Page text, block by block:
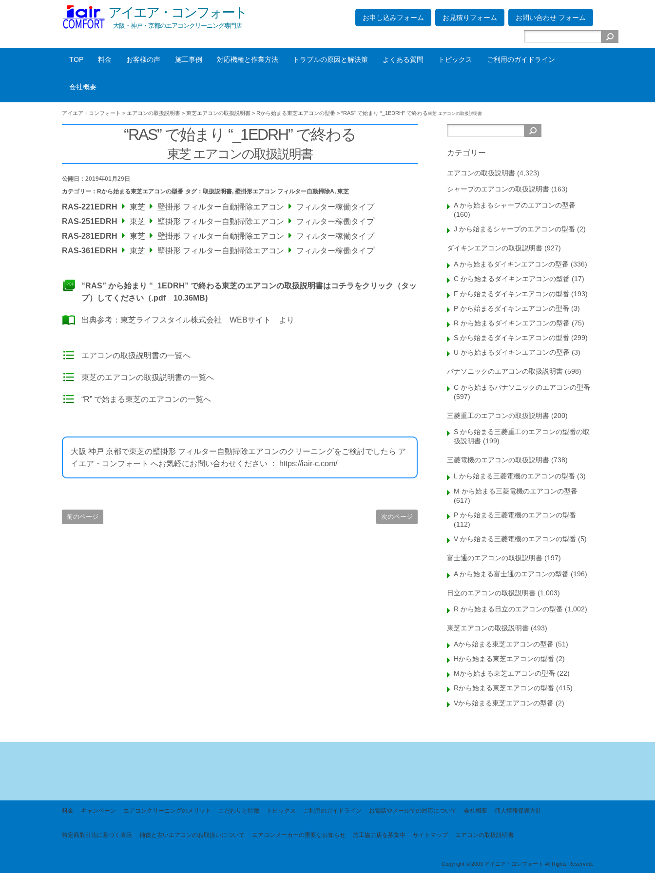
アイエア・コンフォート
大阪・神戸・京都のエアコンクリーニング専門店
お申し込みフォーム お見積りフォーム お問い合わせ フォーム
TOP 料金 お客様の声 施工事例 対応機種と作業方法 トラブルの原因と解決策 よくある質問 トピックス ご利用のガイドライン
会社概要
アイエア・コンフォート > エアコンの取扱説明書 > 東芝エアコンの取扱説明書 > Rから始まる東芝エアコンの型番 > “RAS” で始まり “_1EDRH” で終わる東芝 エアコンの取扱説明書
“RAS” で始まり “_1EDRH” で終わる
東芝 エアコンの取扱説明書
公開日：2019年01月29日
カテゴリー： Rから始まる東芝エアコンの型番 タグ： 取扱説明書, 壁掛形エアコン フィルター自動掃除A, 東芝
RAS-221EDRH 東芝 壁掛形 フィルター自動掃除エアコン
フィルター稼働タイプ
RAS-251EDRH
東芝 壁掛形 フィルター自動掃除エアコン
フィルター稼働タイプ
RAS-281EDRH
東芝 壁掛形 フィルター自動掃除エアコン
フィルター稼働タイプ
RAS-361EDRH
東芝 壁掛形 フィルター自動掃除エアコン フィルター稼働タイプ
“RAS” から始まり “_1EDRH” で終わる東芝のエアコンの取扱説明書はコチラをクリック（タッ
プ）してください（.pdf 10.36MB)
出典参考： 東芝ライフスタイル株式会社 WEBサイト より
エアコンの取扱説明書の一覧へ
東芝のエアコンの取扱説明書の一覧へ
“R” で始まる東芝のエアコンの一覧へ
大阪 神戸 京都で東芝の壁掛形 フィルター自動掃除エアコンのクリーニングをご検討でしたら ア
イエア・コンフォート へお気軽にお問い合わせください ： https://iair-c.com/
前のページ 次のページ
カテゴリー
エアコンの取扱説明書 (4,323)
シャープのエアコンの取扱説明書 (163)
A から始まるシャープのエアコンの型番
(160)
J から始まるシャープのエアコンの型番 (2)
ダイキンエアコンの取扱説明書 (927)
A から始まるダイキンエアコンの型番 (336)
C から始まるダイキンエアコンの型番 (17)
F から始まるダイキンエアコンの型番 (193)
P から始まるダイキンエアコンの型番 (3)
R から始まるダイキンエアコンの型番 (75)
S から始まるダイキンエアコンの型番 (299)
U から始まるダイキンエアコンの型番 (3)
パナソニックのエアコンの取扱説明書 (598)
C から始まるパナソニックのエアコンの型番
(597)
三菱重工のエアコンの取扱説明書 (200)
S から始まる三菱重工のエアコンの型番の取
扱説明書 (199)
三菱電機のエアコンの取扱説明書 (738)
L から始まる三菱電機のエアコンの型番 (3)
M から始まる三菱電機のエアコンの型番
(617)
P から始まる三菱電機のエアコンの型番
(112)
V から始まる三菱電機のエアコンの型番 (5)
富士通のエアコンの取扱説明書 (197)
A から始まる富士通のエアコンの型番 (196)
日立のエアコンの取扱説明書 (1,003)
R から始まる日立のエアコンの型番 (1,002)
東芝エアコンの取扱説明書 (493)
Aから始まる東芝エアコンの型番 (51)
Hから始まる東芝エアコンの型番 (2)
Mから始まる東芝エアコンの型番 (22)
Rから始まる東芝エアコンの型番 (415)
Vから始まる東芝エアコンの型番 (2)
料金 キャンペーン エアコンクリーニングのメリット こだわりと特徴 トピックス ご利用のガイドライン お電話やメールでの対応について 会社概要 個人情報保護方針
特定商取引法に基づく 表示 補償と古いエアコンのお取扱いについて エアコンメーカーの重要なお知らせ 施工協力店を募集中 サイトマップ エアコンの取扱説明書
Copyright © 2003 アイエア・コンフォート All Rights Reserved.